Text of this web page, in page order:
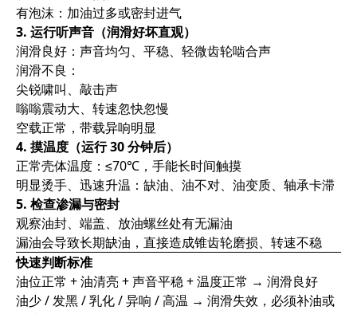
有泡沫：加油过多或密封进气
3. 运行听声音（润滑好坏直观）
润滑良好：声音均匀、平稳、轻微齿轮啮合声
润滑不良：
尖锐啸叫、敲击声
嗡嗡震动大、转速忽快忽慢
空载正常，带载异响明显
4. 摸温度（运行 30 分钟后）
正常壳体温度： ≤70℃，手能长时间触摸
明显烫手、迅速升温：缺油、油不对、油变质、轴承卡滞
5. 检查渗漏与密封
观察油封、端盖、放油螺丝处有无漏油
漏油会导致长期缺油，直接造成锥齿轮磨损、转速不稳
快速判断标准
油位正常 + 油清亮 + 声音平稳 + 温度正常 → 润滑良好
油少 / 发黑 / 乳化 / 异响 / 高温 → 润滑失效，必须补油或